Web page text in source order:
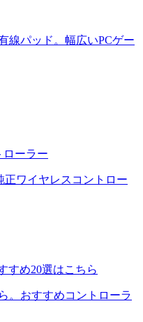
線パッド。幅広いPCゲー
ローラー
正ワイヤレスコントロー
すめ20選はこちら
。おすすめコントローラ